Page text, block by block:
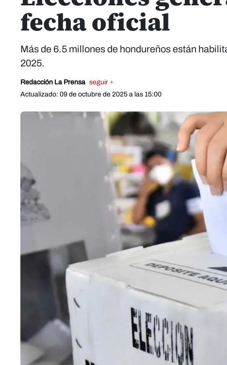
fecha oficial
Más de 6.5 millones de hondureños están
2025.
Redacción La Prensa seguir +
Actualizado: 09 de octubre de 2025 a las 15:00